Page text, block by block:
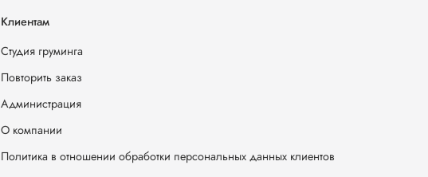
Клиентам
Студия груминга
Повторить заказ
Администрация
О компании
Политика в отношении обработки персональных данных клиентов